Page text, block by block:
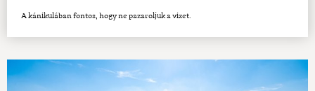
A kánikulában fontos, hogy ne pazaroljuk a vizet.